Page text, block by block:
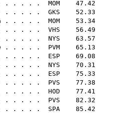
. . . . . MOM 47.42
. . . . . GKS 52.33
. . . . . MOM 53.34
. . . . . VHS 56.49
. . . . . NYS 63.57
. . . . . PVM 65.13
. . . . . ESP 69.08
. . . . . NYS 70.31
. . . . . ESP 75.33
. . . . . PVS 77.38
. . . . . HOD 77.41
. . . . . PVS 82.32
. . . . . SPA 85.42